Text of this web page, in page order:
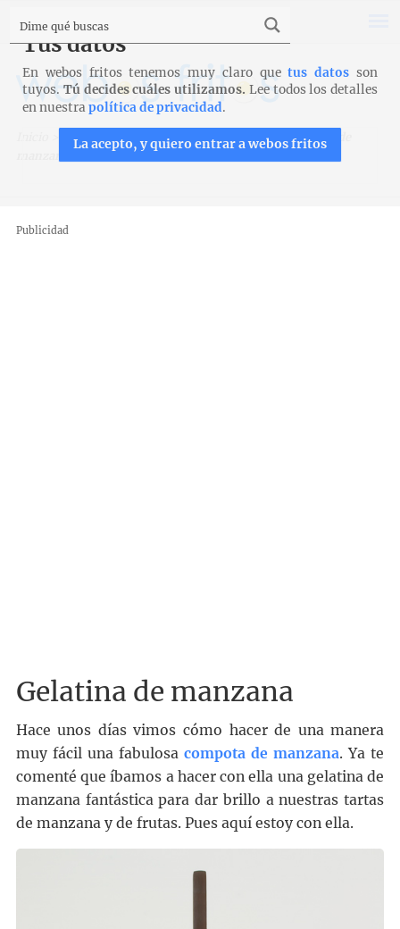
Trucos, técnicas y productos Trucos
Gelatina de
Publicidad
Gelatina de manzana
Hace unos días vimos cómo hacer de una manera
muy fácil una fabulosa compota de manzana. Ya te
comenté que íbamos a hacer con ella una gelatina de
manzana fantástica para dar brillo a nuestras tartas
de manzana y de frutas. Pues aquí estoy con ella.
Tus datos
En webos fritos tenemos muy claro quetus datos son
tuyos. Tú decides cuáles utilizamos. Lee todos los detalles
en nuestrapolítica de privacidad.
La acepto, y quiero entrar a webos fritos